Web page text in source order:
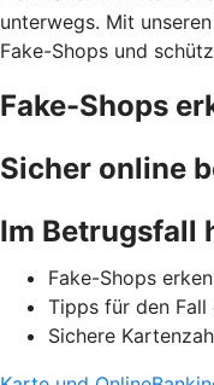
unterwegs. Mit
Fake-Shops und
Fake-Shops
Sicher online
Im Betrugsfall
Fake-Shops
Tipps für den Fall
Sichere